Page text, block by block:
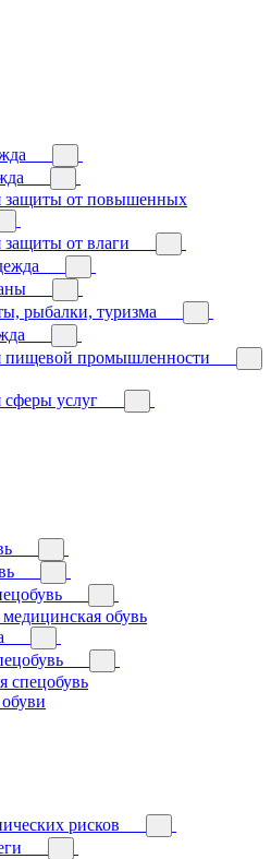
защиты от повышенных
от влаги
рыбалки, туризма
пищевой промышленности
услуг
обувь
спецобувь
рисков